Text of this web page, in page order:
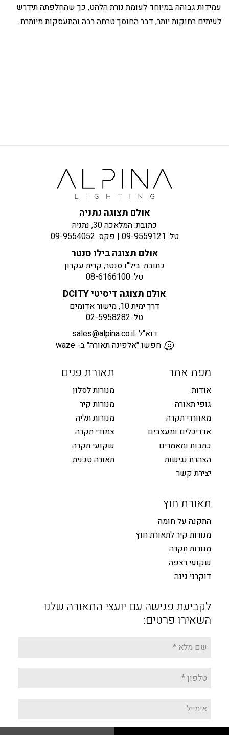
עמידות גבוהה במיוחד לעומת נורת הלהט, כך שהחלפתה תידרש
לעיתים רחוקות יותר, דבר החוסך טרחה רבה והתעסקות מיותרת.
אולם תצוגה נתניה
כתובת: המלאכה 30, נתניה
טל. 09-9559121 | פקס. 09-9554052
אולם תצוגה בילו סנטר
כתובת: ביל"ו סנטר, קרית עקרון
טל.08-6166100
אולם תצוגה דיסיטי DCITY
דרך ימית 10, מישור אדומים
טל. 02-5958282
דוא"ל.sales@alpina.co.il
חפשו "אלפינה תאורה" ב- waze
מפת אתר
אודות
גופי תאורה
מאווררי תקרה
אדריכלים ומעצבים
כתבות ומאמרים
הצהרת נגישות
יצירת קשר
תאורת פנים
מנורות לסלון
מנורות קיר
מנורות תליה
צמודי תקרה
שקועי תקרה
תאורה טכנית
תאורת חוץ
התקנה על חומה
מנורות קיר לתאורת חוץ
מנורות תקרה
שקועי רצפה
דוקרני גינה
לקביעת פגישה עם יועצי התאורה שלנו
השאירו פרטים: